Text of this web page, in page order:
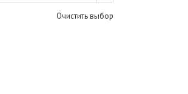
Очистить выбор